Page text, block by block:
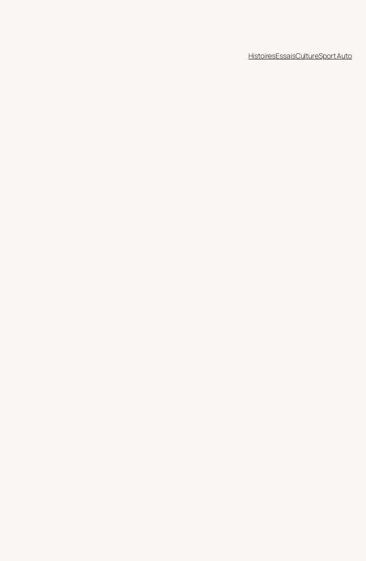
HistoiresEssaisCultureSport Auto